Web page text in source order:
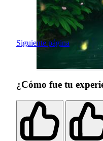
Siguiente página
¿Cómo fue tu